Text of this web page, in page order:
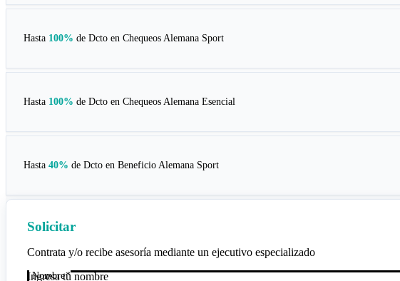
Hasta 100% de Dcto en Chequeos Alemana Sport
Hasta 100% de Dcto en Chequeos Alemana Esencial
Hasta 40% de Dcto en Beneficio Alemana Sport
Solicitar
Contrata y/o recibe asesoría mediante un ejecutivo especializado
Nombre